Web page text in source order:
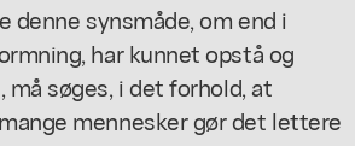
denne synsmåde, om end i
har kunnet opstå og
må søges, i det forhold, at
mennesker gør det lettere